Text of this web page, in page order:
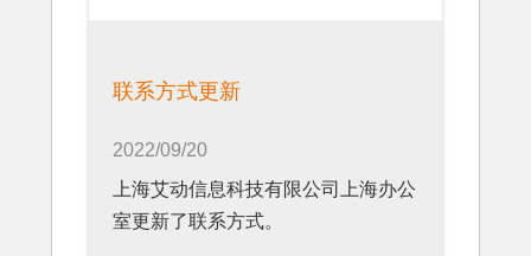
联系方式更新
2022/09/20
上海艾动信息科技有限公司上海办公
室更新了联系方式。